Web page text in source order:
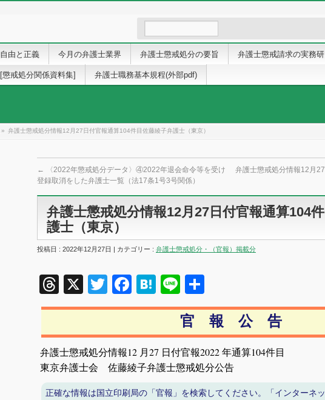
自由と正義 今月の弁護士業界 弁護士懲戒処分の要旨 弁護士懲戒請求の実務
[懲戒処分関係資料集] 弁護士職務基本規程(外部pdf)
» 弁護士懲戒処分情報12月27日付官報通算104件目佐藤綾子弁護士（東京）
←
〈2022年懲戒処分データ〉④2022年退会命令等を受け
登録取消をした弁護士一覧（法17条1号3号関係）
弁護士懲戒処分情報12月
弁護士懲戒処分情報12月27日付官報通算104
護士（東京）
投稿日 : 2022年12月27日 | カテゴリー : 弁護士懲戒処分・（官報）掲載分
Threads
X TwitterFacebook
Hatena
Line
有
官 報 公 告
弁護士懲戒処分情報12 月27 日付官報2022 年通算104件目
東京弁護士会 佐藤綾子弁護士懲戒処分公告
正確な情報は国立印刷局の「官報」を検索してください。「インターネ